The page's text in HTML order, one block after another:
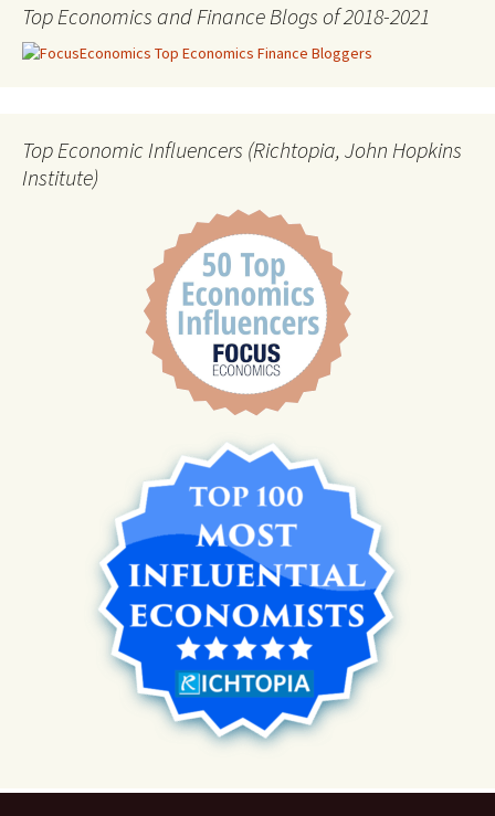
Top Economics and Finance Blogs of 2018-2021
Top Economic Influencers (Richtopia, John Hopkins
Institute)